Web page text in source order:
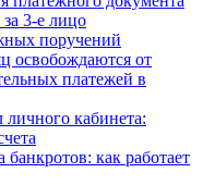
3-е лицо
поручений
освобождаются от
платежей в
кабинета:
как работает